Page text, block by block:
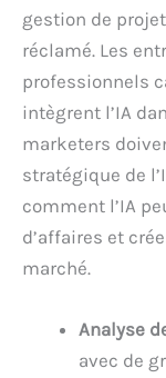
gestion de
réclamé. Les
professionnels
intègrent l’IA
marketers
stratégique de
comment l’IA
d’affaires et
marché.
Analyse
avec de